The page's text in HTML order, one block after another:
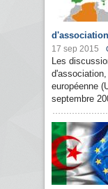
d'association
17 sep 2015
Les
européenne
septembre